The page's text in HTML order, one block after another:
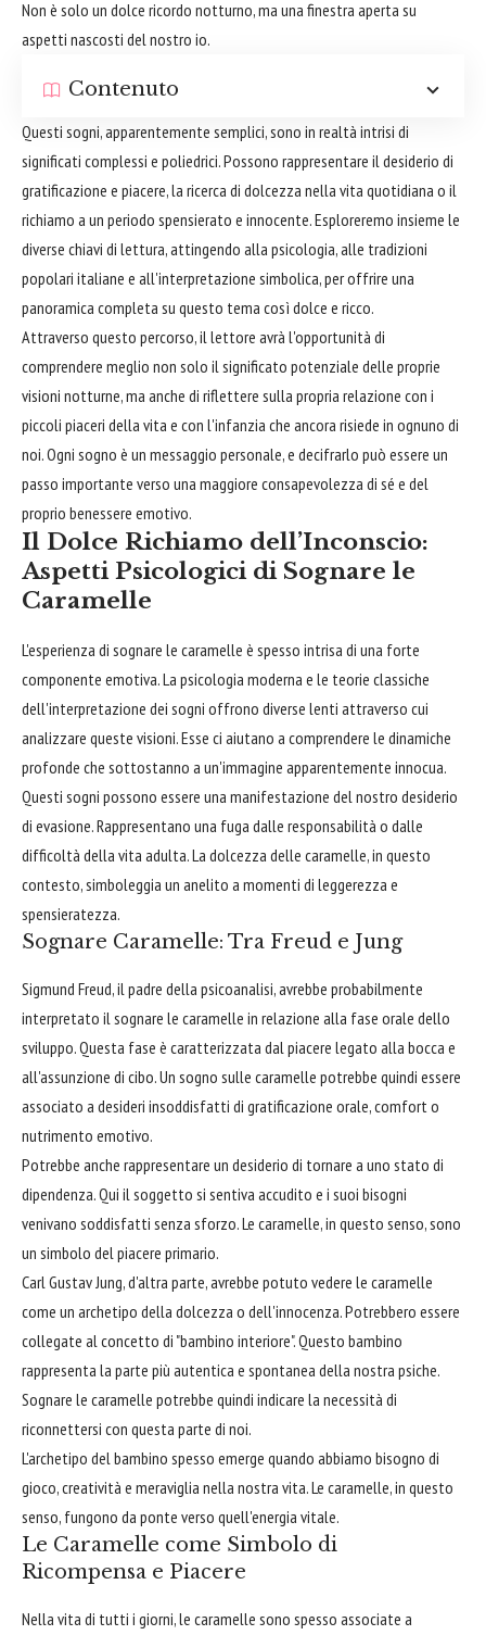
Non è solo un dolce ricordo notturno, ma una finestra aperta su
aspetti nascosti del nostro io.
Contenuto
Questi sogni, apparentemente semplici, sono in realtà intrisi di
significati complessi e poliedrici. Possono rappresentare il desiderio di
gratificazione e piacere, la ricerca di dolcezza nella vita quotidiana o il
richiamo a un periodo spensierato e innocente. Esploreremo insieme le
diverse chiavi di lettura, attingendo alla psicologia, alle tradizioni
popolari italiane e all'interpretazione simbolica, per offrire una
panoramica completa su questo tema così dolce e ricco.
Attraverso questo percorso, il lettore avrà l'opportunità di
comprendere meglio non solo il significato potenziale delle proprie
visioni notturne, ma anche di riflettere sulla propria relazione con i
piccoli piaceri della vita e con l'infanzia che ancora risiede in ognuno di
noi. Ogni sogno è un messaggio personale, e decifrarlo può essere un
passo importante verso una maggiore consapevolezza di sé e del
proprio benessere emotivo.
Il Dolce Richiamo dell’Inconscio:
Aspetti Psicologici di Sognare le
Caramelle
L'esperienza di sognare le caramelle è spesso intrisa di una forte
componente emotiva. La psicologia moderna e le teorie classiche
dell'interpretazione dei sogni offrono diverse lenti attraverso cui
analizzare queste visioni. Esse ci aiutano a comprendere le dinamiche
profonde che sottostanno a un'immagine apparentemente innocua.
Questi sogni possono essere una manifestazione del nostro desiderio
di evasione. Rappresentano una fuga dalle responsabilità o dalle
difficoltà della vita adulta. La dolcezza delle caramelle, in questo
contesto, simboleggia un anelito a momenti di leggerezza e
spensieratezza.
Sognare Caramelle: Tra Freud e Jung
Sigmund Freud, il padre della psicoanalisi, avrebbe probabilmente
interpretato il sognare le caramelle in relazione alla fase orale dello
sviluppo. Questa fase è caratterizzata dal piacere legato alla bocca e
all'assunzione di cibo. Un sogno sulle caramelle potrebbe quindi essere
associato a desideri insoddisfatti di gratificazione orale, comfort o
nutrimento emotivo.
Potrebbe anche rappresentare un desiderio di tornare a uno stato di
dipendenza. Qui il soggetto si sentiva accudito e i suoi bisogni
venivano soddisfatti senza sforzo. Le caramelle, in questo senso, sono
un simbolo del piacere primario.
Carl Gustav Jung, d'altra parte, avrebbe potuto vedere le caramelle
come un archetipo della dolcezza o dell'innocenza. Potrebbero essere
collegate al concetto di "bambino interiore". Questo bambino
rappresenta la parte più autentica e spontanea della nostra psiche.
Sognare le caramelle potrebbe quindi indicare la necessità di
riconnettersi con questa parte di noi.
L'archetipo del bambino spesso emerge quando abbiamo bisogno di
gioco, creatività e meraviglia nella nostra vita. Le caramelle, in questo
senso, fungono da ponte verso quell'energia vitale.
Le Caramelle come Simbolo di
Ricompensa e Piacere
Nella vita di tutti i giorni, le caramelle sono spesso associate a